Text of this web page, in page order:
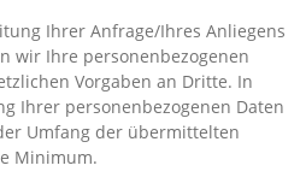
Ihrer Anfrage/Ihres Anliegens
wir Ihre personenbezogenen
Vorgaben an Dritte. In
Ihrer personenbezogenen Daten
Umfang der übermittelten
Minimum.